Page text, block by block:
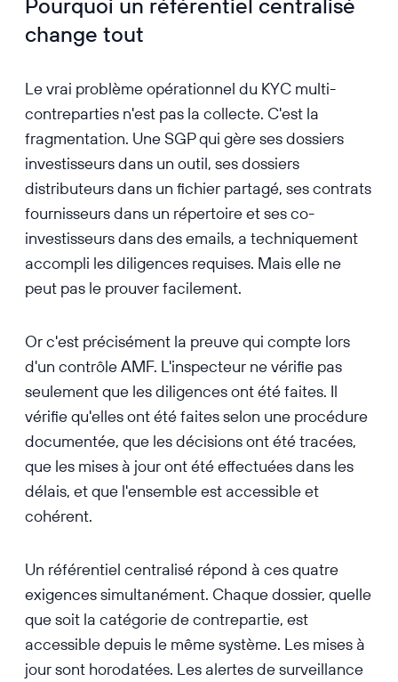
Conditions de
rétrocession
documentées
À renouveler à chaque expiration de l'agrément ou de la RCP
ANNUEL
Contrat de prestation en
cours
documentés
confidentialité
À revoir lors de chaque renouvellement contractuel
Agrément ou statut
réglementaire
Politique d'investissement
OPÉRATIONNEL
Accord de co-
investissement signé
Droits et obligations
documentés
Gouvernance de
l'opération formalisée
Proportionnel au rôle et au montant engagé
PAR OPÉRATION
change tout
Le vrai problème opérationnel du KYC multi-
contreparties n'est pas la collecte. C'est la
fragmentation. Une SGP qui gère ses dossiers
investisseurs dans un outil, ses dossiers
distributeurs dans un fichier partagé, ses contrats
fournisseurs dans un répertoire et ses co-
investisseurs dans des emails, a techniquement
accompli les diligences requises. Mais elle ne
peut pas le prouver facilement.
Or c'est précisément la preuve qui compte lors
d'un contrôle AMF. L'inspecteur ne vérifie pas
seulement que les diligences ont été faites. Il
vérifie qu'elles ont été faites selon une procédure
documentée, que les décisions ont été tracées,
que les mises à jour ont été effectuées dans les
délais, et que l'ensemble est accessible et
cohérent.
Un référentiel centralisé répond à ces quatre
exigences simultanément. Chaque dossier, quelle
que soit la catégorie de contrepartie, est
accessible depuis le même système. Les mises à
jour sont horodatées. Les alertes de surveillance